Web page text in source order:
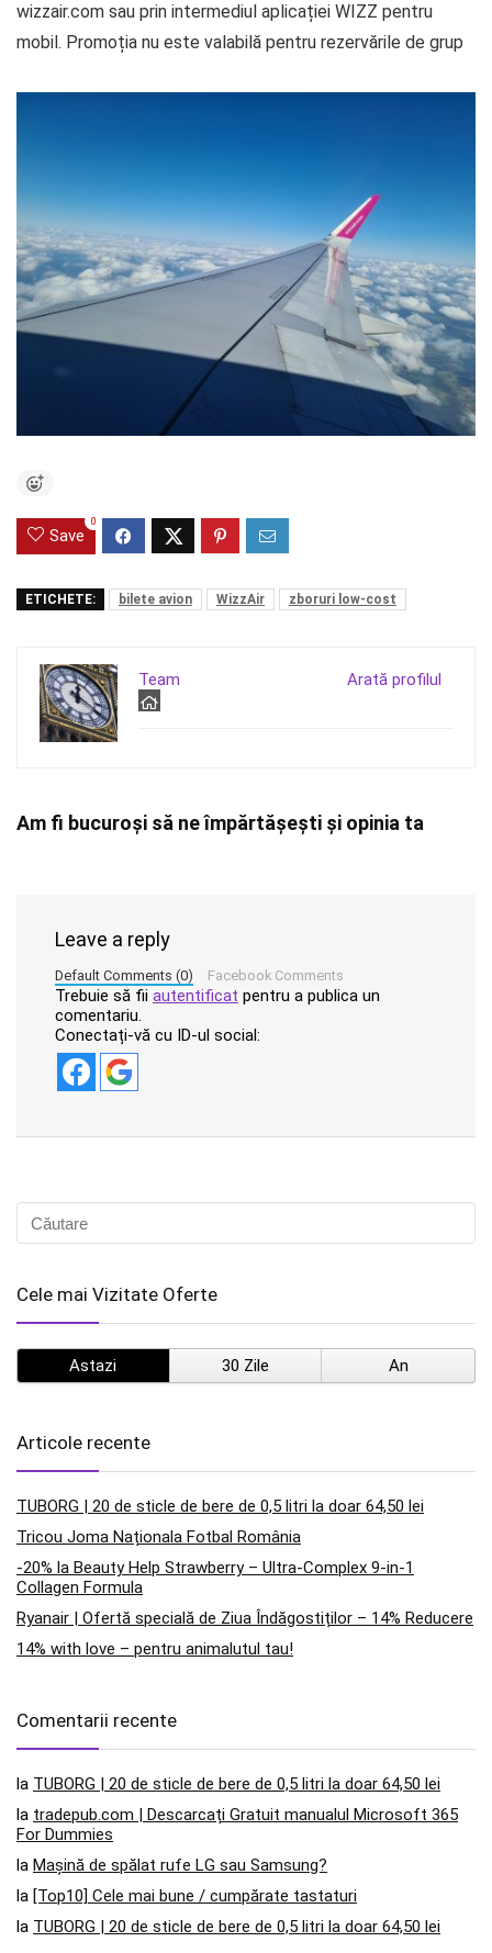
wizzair.com sau prin intermediul aplicației WIZZ pentru
mobil. Promoția nu este valabilă pentru rezervările de grup
Save
0
ETICHETE: bilete avion WizzAir zboruri low-cost
Arată profilul
Team
Am fi bucuroși să ne împărtășești și opinia ta
Leave a reply
Default Comments (0) Facebook Comments
Trebuie să fii autentificat pentru a publica un
comentariu.
Conectați-vă cu ID-ul social:
Cele mai Vizitate Oferte
Astazi 30 Zile An
Articole recente
TUBORG | 20 de sticle de bere de 0,5 litri la doar 64,50 lei
Tricou Joma Naționala Fotbal România
-20% la Beauty Help Strawberry – Ultra-Complex 9-in-1
Collagen Formula
Ryanair | Ofertă specială de Ziua Îndăgostiților – 14% Reducere
14% with love – pentru animalutul tau!
Comentarii recente
la TUBORG | 20 de sticle de bere de 0,5 litri la doar 64,50 lei
la tradepub.com | Descarcați Gratuit manualul Microsoft 365
For Dummies
la Mașină de spălat rufe LG sau Samsung?
la [Top10] Cele mai bune / cumpărate tastaturi
la TUBORG | 20 de sticle de bere de 0,5 litri la doar 64,50 lei